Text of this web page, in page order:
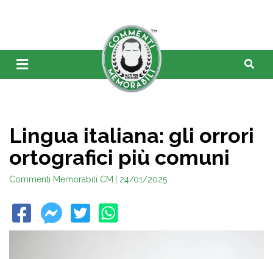
Lingua italiana: gli orrori
ortografici più comuni
Commenti Memorabili CM | 24/01/2025